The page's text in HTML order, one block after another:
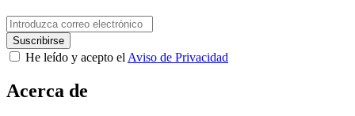
He leído y acepto el Aviso de Privacidad
Acerca de